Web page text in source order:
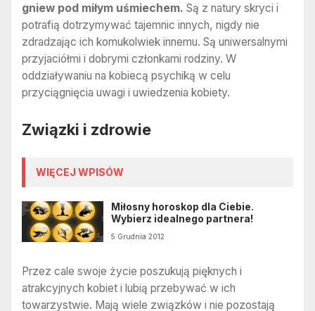
gniew pod miłym uśmiechem. Są z natury skryci i
potrafią dotrzymywać tajemnic innych, nigdy nie
zdradzając ich komukolwiek innemu. Są uniwersalnymi
przyjaciółmi i dobrymi członkami rodziny. W
oddziaływaniu na kobiecą psychiką w celu
przyciągnięcia uwagi i uwiedzenia kobiety.
Związki i zdrowie
WIĘCEJ WPISÓW
Miłosny horoskop dla Ciebie.
Wybierz idealnego partnera!
5 Grudnia 2012
Przez cale swoje życie poszukują pięknych i
atrakcyjnych kobiet i lubią przebywać w ich
towarzystwie. Mają wiele związków i nie pozostają